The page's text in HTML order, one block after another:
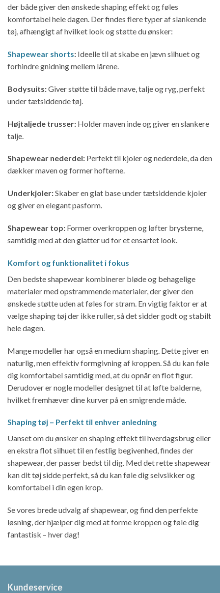
der både giver den ønskede shaping effekt og føles
komfortabel hele dagen. Der findes flere typer af slankende
tøj, afhængigt af hvilket look og støtte du ønsker:
Shapewear shorts: Ideelle til at skabe en jævn silhuet og
forhindre gnidning mellem lårene.
Bodysuits:Giver støtte til både mave, talje og ryg, perfekt
under tætsiddende tøj.
Højtaljede trusser: Holder maven inde og giver en slankere
talje.
Shapewear nederdel: Perfekt til kjoler og nederdele, da den
dækker maven og former hofterne.
Underkjoler:Skaber en glat base under tætsiddende kjoler
og giver en elegant pasform.
Shapewear top: Former overkroppen og løfter brysterne,
samtidig med at den glatter ud for et ensartet look.
Komfort og funktionalitet i fokus
Den bedste shapewear kombinerer bløde og behagelige
materialer med opstrammende materialer, der giver den
ønskede støtte uden at føles for stram. En vigtig faktor er at
vælge shaping tøj der ikke ruller, så det sidder godt og stabilt
hele dagen.
Mange modeller har også en medium shaping. Dette giver en
naturlig, men effektiv formgivning af kroppen. Så du kan føle
dig komfortabel samtidig med, at du opnår en flot figur.
Derudover er nogle modeller designet til at løfte balderne,
hvilket fremhæver dine kurver på en smigrende måde.
Shaping tøj – Perfekt til enhver anledning
Uanset om du ønsker en shaping effekt til hverdagsbrug eller
en ekstra flot silhuet til en festlig begivenhed, findes der
shapewear, der passer bedst til dig. Med det rette shapewear
kan dit tøj sidde perfekt, så du kan føle dig selvsikker og
komfortabel i din egen krop.
Se vores brede udvalg af shapewear, og find den perfekte
løsning, der hjælper dig med at forme kroppen og føle dig
fantastisk – hver dag!
Kundeservice